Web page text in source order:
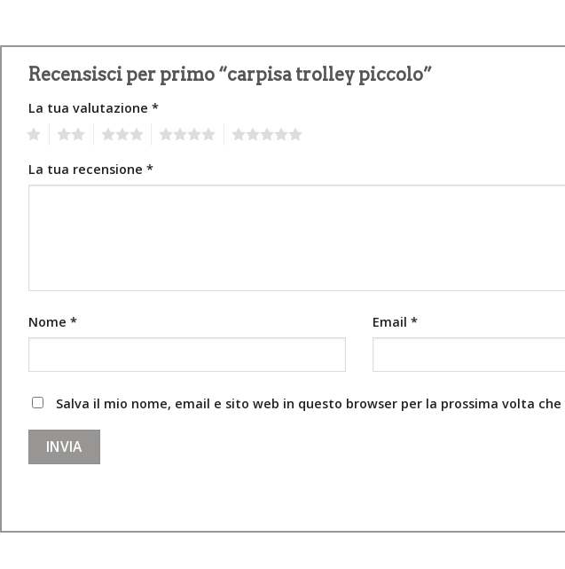
Recensisci per primo “carpisa trolley piccolo”
La tua valutazione *
La tua recensione *
Nome * Email *
Salva il mio nome, email e sito web in questo browser per la prossima volta